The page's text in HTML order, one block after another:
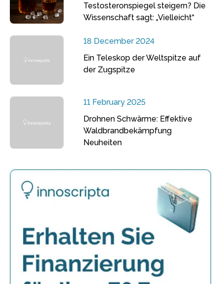
Testosteronspiegel steigern? Die
Wissenschaft sagt: „Vielleicht“
18 December 2024
Ein Teleskop der Weltspitze auf
der Zugspitze
11 February 2025
Drohnen Schwärme: Effektive
Waldbrandbekämpfung
Neuheiten